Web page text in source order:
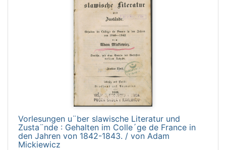
Vorlesungen u¨ber slawische Literatur und
Zusta¨nde : Gehalten im Colle´ge de France in
den Jahren von 1842-1843. / von Adam
Mickiewicz